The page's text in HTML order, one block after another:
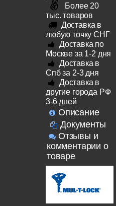
Более 20
тыс. товаров
Доставка в
любую точку СНГ
Доставка по
Москве за 1-2 дня
Доставка в
Спб за 2-3 дня
Доставка в
другие города РФ
3-6 дней
Описание
Документы
Отзывы и
комментарии о
товаре